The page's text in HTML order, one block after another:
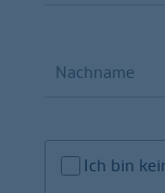
Ich bin